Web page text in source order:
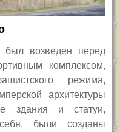
возведен перед
комплексом,
режима,
архитектуры
здания и статуи,
были созданы